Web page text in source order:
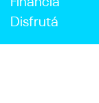
Financiá
Disfrutá